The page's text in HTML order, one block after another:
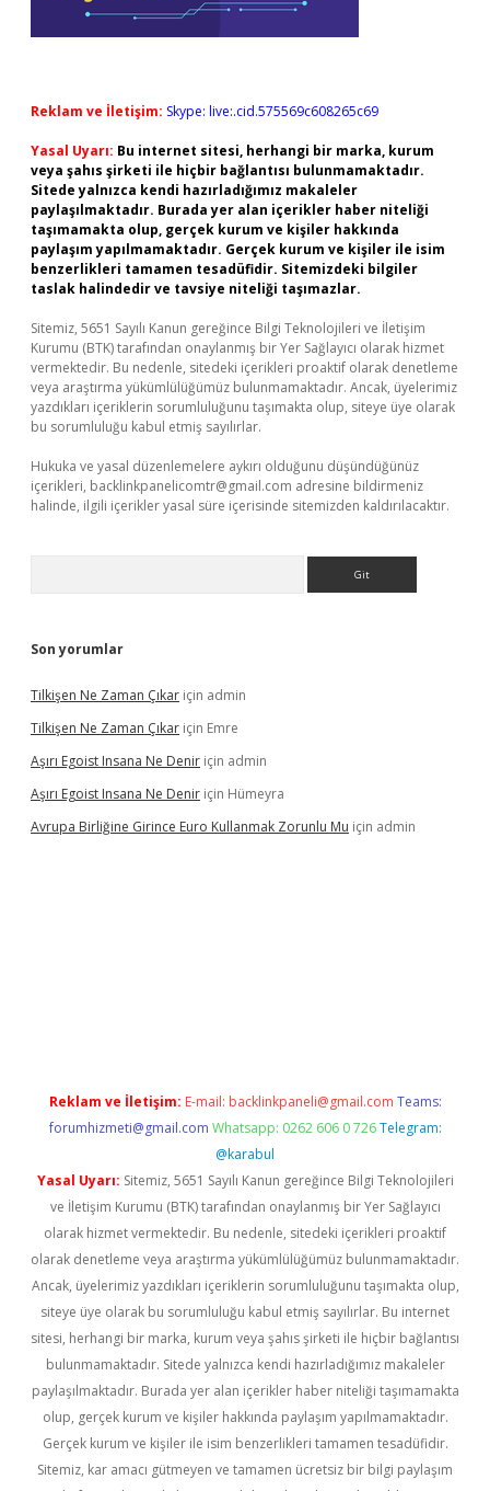
Reklam ve İletişim: Skype: live:.cid.575569c608265c69
Yasal Uyarı: Bu internet sitesi, herhangi bir marka, kurum
veya şahıs şirketi ile hiçbir bağlantısı bulunmamaktadır.
Sitede yalnızca kendi hazırladığımız makaleler
paylaşılmaktadır. Burada yer alan içerikler haber niteliği
taşımamakta olup, gerçek kurum ve kişiler hakkında
paylaşım yapılmamaktadır. Gerçek kurum ve kişiler ile isim
benzerlikleri tamamen tesadüfidir. Sitemizdeki bilgiler
taslak halindedir ve tavsiye niteliği taşımazlar.
Sitemiz, 5651 Sayılı Kanun gereğince Bilgi Teknolojileri ve İletişim
Kurumu (BTK) tarafından onaylanmış bir Yer Sağlayıcı olarak hizmet
vermektedir. Bu nedenle, sitedeki içerikleri proaktif olarak denetleme
veya araştırma yükümlülüğümüz bulunmamaktadır. Ancak, üyelerimiz
yazdıkları içeriklerin sorumluluğunu taşımakta olup, siteye üye olarak
bu sorumluluğu kabul etmiş sayılırlar.
Hukuka ve yasal düzenlemelere aykırı olduğunu düşündüğünüz
içerikleri, backlinkpanelicomtr@gmail.com adresine bildirmeniz
halinde, ilgili içerikler yasal süre içerisinde sitemizden kaldırılacaktır.
Son yorumlar
Tilkişen Ne Zaman Çıkar için admin
Tilkişen Ne Zaman Çıkar için Emre
Aşırı Egoist Insana Ne Denir için admin
Aşırı Egoist Insana Ne Denir için Hümeyra
Avrupa Birliğine Girince Euro Kullanmak Zorunlu Mu için admin
Reklam ve İletişim: E-mail: backlinkpaneli@gmail.com Teams:
forumhizmeti@gmail.com Whatsapp: 0262 606 0 726 Telegram:
@karabul
Yasal Uyarı: Sitemiz, 5651 Sayılı Kanun gereğince Bilgi Teknolojileri
ve İletişim Kurumu (BTK) tarafından onaylanmış bir Yer Sağlayıcı
olarak hizmet vermektedir. Bu nedenle, sitedeki içerikleri proaktif
olarak denetleme veya araştırma yükümlülüğümüz bulunmamaktadır.
Ancak, üyelerimiz yazdıkları içeriklerin sorumluluğunu taşımakta olup,
siteye üye olarak bu sorumluluğu kabul etmiş sayılırlar. Bu internet
sitesi, herhangi bir marka, kurum veya şahıs şirketi ile hiçbir bağlantısı
bulunmamaktadır. Sitede yalnızca kendi hazırladığımız makaleler
paylaşılmaktadır. Burada yer alan içerikler haber niteliği taşımamakta
olup, gerçek kurum ve kişiler hakkında paylaşım yapılmamaktadır.
Gerçek kurum ve kişiler ile isim benzerlikleri tamamen tesadüfidir.
Sitemiz, kar amacı gütmeyen ve tamamen ücretsiz bir bilgi paylaşım